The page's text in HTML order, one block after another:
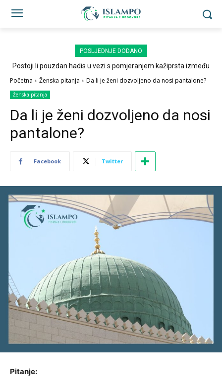
POSLJEDNJE DODANO
Postoji li pouzdan hadis u vezi s pomjeranjem kažiprsta između
Početna Ženska pitanja Da li je ženi dozvoljeno da nosi pantalone?
Ženska pitanja
Da li je ženi dozvoljeno da nosi
pantalone?
Facebook Twitter
Pitanje: